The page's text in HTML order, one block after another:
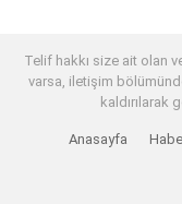
Telif hakkı size ait olan
varsa, iletişim
kaldırılarak
Anasayfa